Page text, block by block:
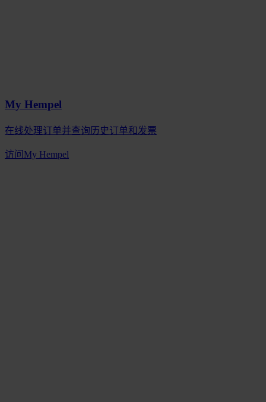
My Hempel
在线处理订单并查询历史订单和发票
访问My Hempel